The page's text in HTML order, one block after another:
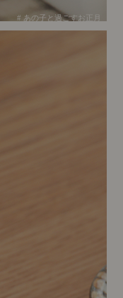
# あの子と過ごすお正月